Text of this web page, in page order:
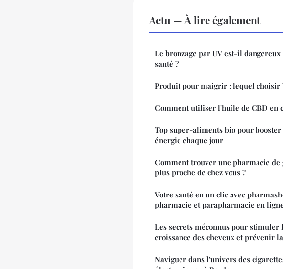
Actu — À lire également
Le bronzage par UV est-il dangereux
santé ?
Produit pour maigrir : lequel choisir
Comment utiliser l'huile de CBD en
Top super-aliments bio pour booster
énergie chaque jour
Comment trouver une pharmacie de
plus proche de chez vous ?
Votre santé en un clic avec
pharmacie et parapharmacie en ligne
Les secrets méconnus pour stimuler
croissance des cheveux et prévenir
Naviguer dans l'univers des